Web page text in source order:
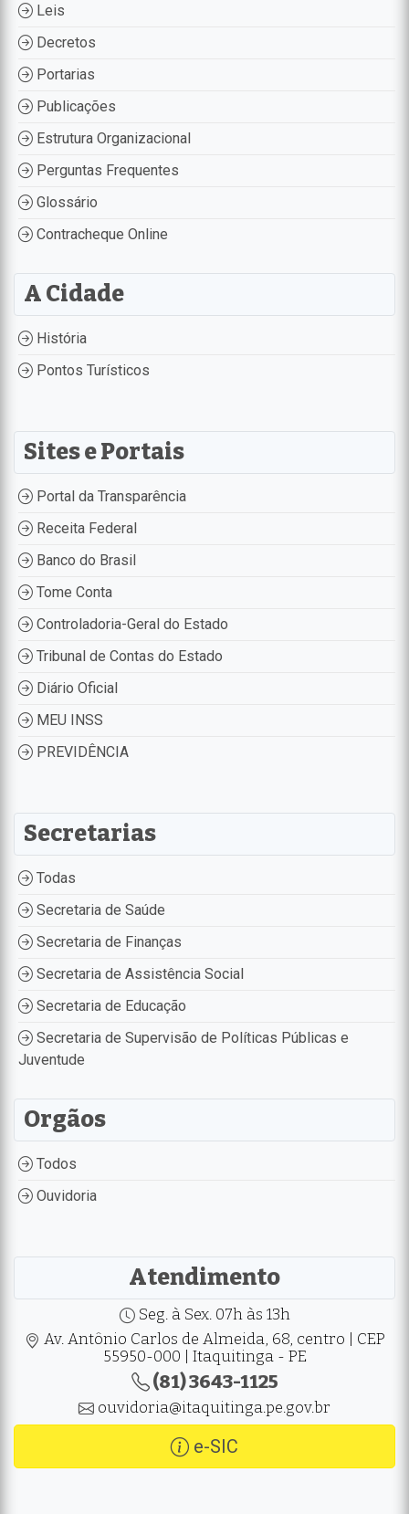
Leis
Decretos
Portarias
Publicações
Estrutura Organizacional
Perguntas Frequentes
Glossário
Contracheque Online
A Cidade
História
Pontos Turísticos
Sites e Portais
Portal da Transparência
Receita Federal
Banco do Brasil
Tome Conta
Controladoria-Geral do Estado
Tribunal de Contas do Estado
Diário Oficial
MEU INSS
PREVIDÊNCIA
Secretarias
Todas
Secretaria de Saúde
Secretaria de Finanças
Secretaria de Assistência Social
Secretaria de Educação
Secretaria de Supervisão de Políticas Públicas e
Juventude
Orgãos
Todos
Ouvidoria
Atendimento
Seg. à Sex. 07h às 13h
Av. Antônio Carlos de Almeida, 68, centro | CEP
55950-000 | Itaquitinga - PE
(81) 3643-1125
ouvidoria@itaquitinga.pe.gov.br
e-SIC